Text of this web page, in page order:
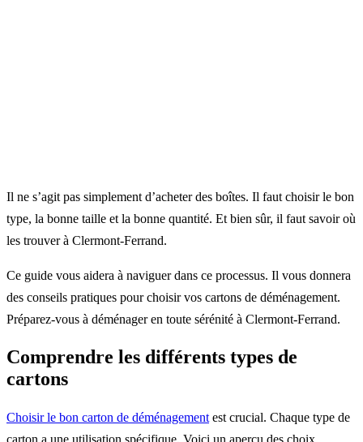
Il ne s’agit pas simplement d’acheter des boîtes. Il faut choisir le bon
type, la bonne taille et la bonne quantité. Et bien sûr, il faut savoir où
les trouver à Clermont-Ferrand.
Ce guide vous aidera à naviguer dans ce processus. Il vous donnera
des conseils pratiques pour choisir vos cartons de déménagement.
Préparez-vous à déménager en toute sérénité à Clermont-Ferrand.
Comprendre les différents types de
cartons
Choisir le bon carton de déménagement est crucial. Chaque type de